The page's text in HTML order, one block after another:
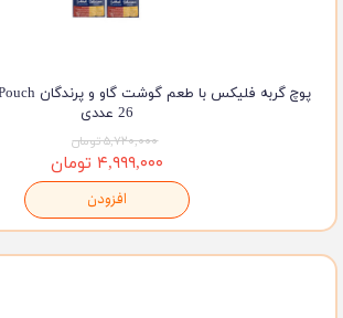
26 عددی
۵,۷۲۰,۰۰۰ تومان
۴,۹۹۹,۰۰۰ تومان
افزودن